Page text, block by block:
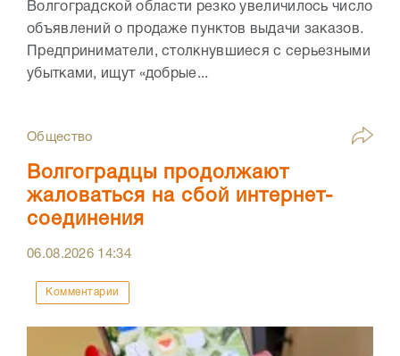
Волгоградской области резко увеличилось число
объявлений о продаже пунктов выдачи заказов.
Предприниматели, столкнувшиеся с серьезными
убытками, ищут «добрые...
Общество
Волгоградцы продолжают
жаловаться на сбой интернет-
соединения
06.08.2026 14:34
Комментарии